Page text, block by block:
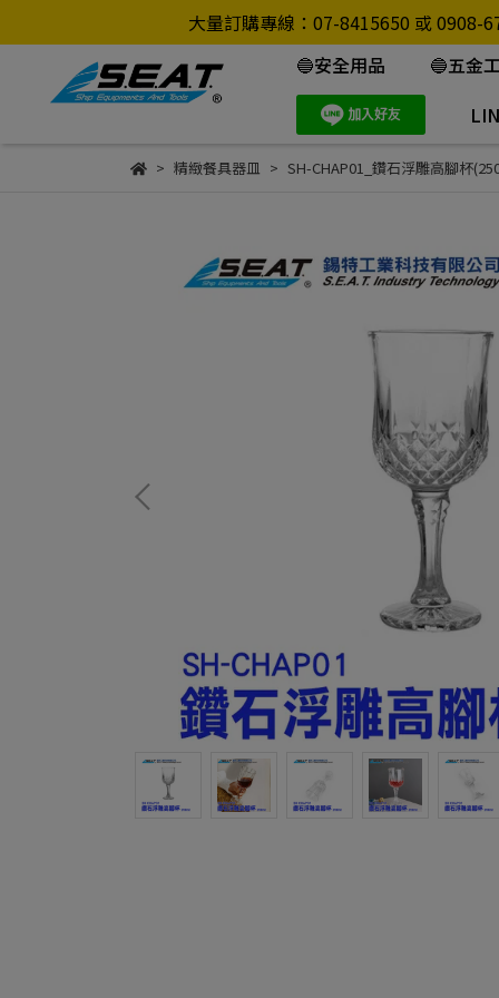
大量訂購專線：07-8415650 或 0908-
🔵安全用品
🔵五金
精緻餐具器皿 SH-CHAP01_鑽石浮雕高腳杯